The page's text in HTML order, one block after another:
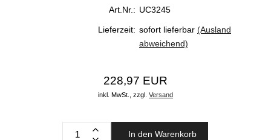
Art.Nr.: UC3245
Lieferzeit: sofort lieferbar (Ausland
abweichend)
228,97 EUR
inkl. MwSt., zzgl. Versand
In den Warenkorb